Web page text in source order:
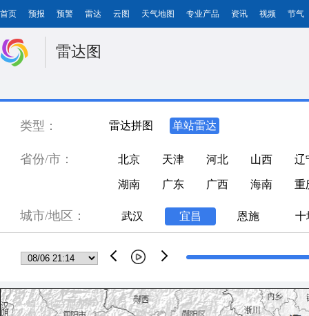
首页 预报 预警 雷达 云图 天气地图 专业产品 资讯 视频 节气
雷达图
类型： 雷达拼图 单站雷达
省份/市： 北京 天津 河北 山西 辽
湖南 广东 广西 海南 重
城市/地区： 武汉 宜昌 恩施 十